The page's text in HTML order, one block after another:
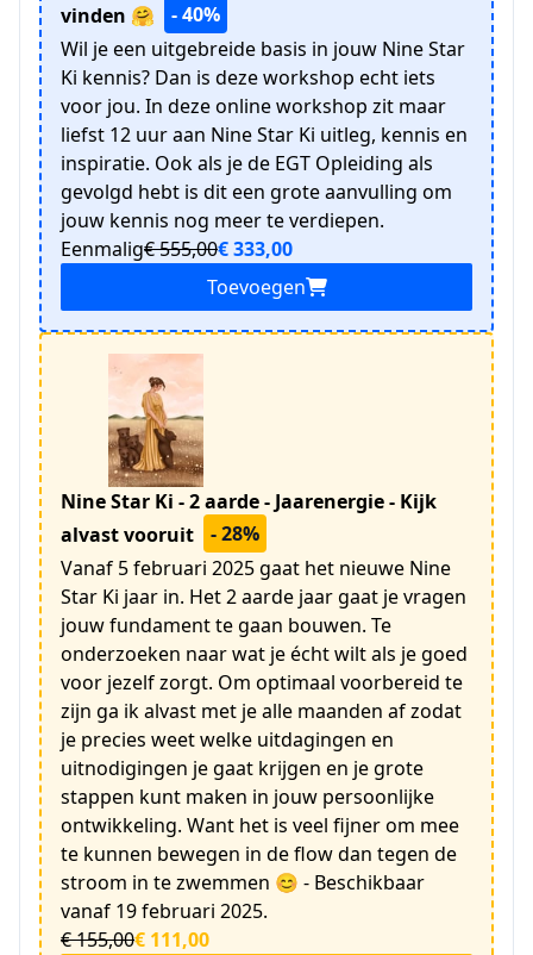
vinden 🤗
- 40%
Wil je een uitgebreide basis in jouw Nine Star
Ki kennis? Dan is deze workshop echt iets
voor jou. In deze online workshop zit maar
liefst 12 uur aan Nine Star Ki uitleg, kennis en
inspiratie. Ook als je de EGT Opleiding als
gevolgd hebt is dit een grote aanvulling om
jouw kennis nog meer te verdiepen.
Eenmalig€ 555,00€ 333,00
Toevoegen
Nine Star Ki - 2 aarde - Jaarenergie - Kijk
alvast vooruit
- 28%
Vanaf 5 februari 2025 gaat het nieuwe Nine
Star Ki jaar in. Het 2 aarde jaar gaat je vragen
jouw fundament te gaan bouwen. Te
onderzoeken naar wat je écht wilt als je goed
voor jezelf zorgt. Om optimaal voorbereid te
zijn ga ik alvast met je alle maanden af zodat
je precies weet welke uitdagingen en
uitnodigingen je gaat krijgen en je grote
stappen kunt maken in jouw persoonlijke
ontwikkeling. Want het is veel fijner om mee
te kunnen bewegen in de flow dan tegen de
stroom in te zwemmen 😊 - Beschikbaar
vanaf 19 februari 2025.
€ 155,00€ 111,00